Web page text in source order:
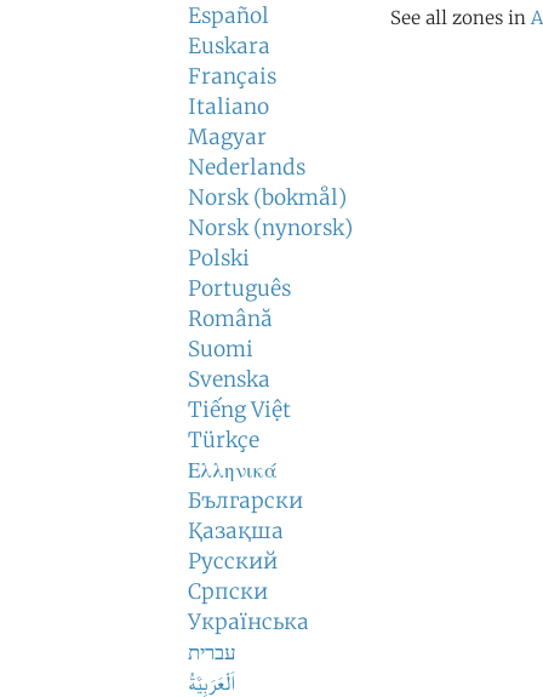
Español
Euskara
Français
Italiano
Magyar
Nederlands
Norsk (bokmål)
Norsk (nynorsk)
Polski
Português
Română
Suomi
Svenska
Tiếng Việt
Türkçe
Ελληνικά
Български
Қазақша
Русский
Српски
Українська
עברית
اَلْعَرَبِيَّةُ
See all zones in